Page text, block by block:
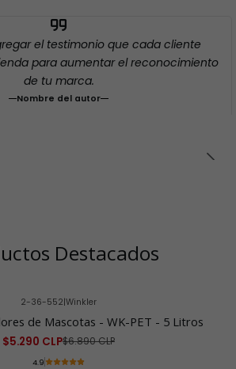
el testimonio que cada cliente
para aumentar el reconocimiento
de tu marca.
Nombre del autor
Destacados
2-36-552|Winkler
de Mascotas - WK-PET - 5 Litros
$5.290 CLP$6.890 CLP
4.9